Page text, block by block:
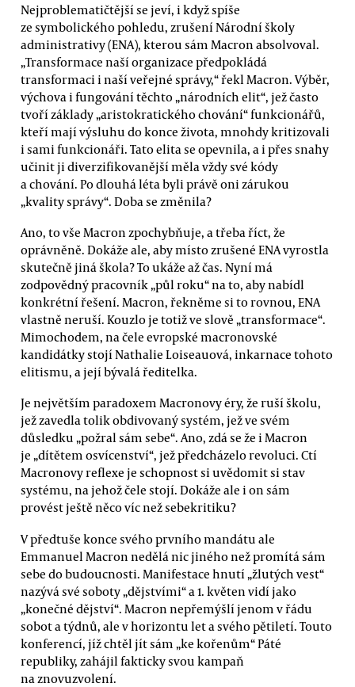
Nejproblematičtější se jeví, i když spíše
ze symbolického pohledu, zrušení Národní školy
administrativy (ENA), kterou sám Macron absolvoval.
„Transformace naší organizace předpokládá
transformaci i naší veřejné správy,“ řekl Macron. Výběr,
výchova i fungování těchto „národních elit“, jež často
tvoří základy „aristokratického chování“ funkcionářů,
kteří mají výsluhu do konce života, mnohdy kritizovali
i sami funkcionáři. Tato elita se opevnila, a i přes snahy
učinit ji diverzifikovanější měla vždy své kódy
a chování. Po dlouhá léta byli právě oni zárukou
„kvality správy“. Doba se změnila?
Ano, to vše Macron zpochybňuje, a třeba říct, že
oprávněně. Dokáže ale, aby místo zrušené ENA vyrostla
skutečně jiná škola? To ukáže až čas. Nyní má
zodpovědný pracovník „půl roku“ na to, aby nabídl
konkrétní řešení. Macron, řekněme si to rovnou, ENA
vlastně neruší. Kouzlo je totiž ve slově „transformace“.
Mimochodem, na čele evropské macronovské
kandidátky stojí Nathalie Loiseauová, inkarnace tohoto
elitismu, a její bývalá ředitelka.
Je největším paradoxem Macronovy éry, že ruší školu,
jež zavedla tolik obdivovaný systém, jež ve svém
důsledku „požral sám sebe“. Ano, zdá se že i Macron
je „dítětem osvícenství“, jež předcházelo revoluci. Ctí
Macronovy reflexe je schopnost si uvědomit si stav
systému, na jehož čele stojí. Dokáže ale i on sám
provést ještě něco víc než sebekritiku?
V předtuše konce svého prvního mandátu ale
Emmanuel Macron nedělá nic jiného než promítá sám
sebe do budoucnosti. Manifestace hnutí „žlutých vest“
nazývá své soboty „dějstvími“ a 1. květen vidí jako
„konečné dějství“. Macron nepřemýšlí jenom v řádu
sobot a týdnů, ale v horizontu let a svého pětiletí. Touto
konferencí, jíž chtěl jít sám „ke kořenům“ Páté
republiky, zahájil fakticky svou kampaň
na znovuzvolení.